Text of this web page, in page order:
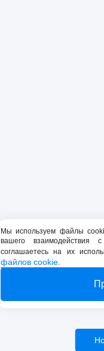
Мы используем файлы
вашего
соглашаетесь на их
файлов cookie.